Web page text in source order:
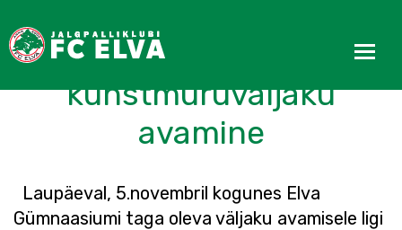
Toimus Elva
kunstmuruväljaku
avamine
Laupäeval, 5.novembril kogunes Elva
Gümnaasiumi taga oleva väljaku avamisele ligi